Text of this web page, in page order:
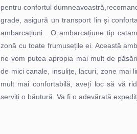
pentru confortul
grade, asigură un transport lin și
ambarcațiuni . O ambarcațiune tip
zonă cu toate frumusețile ei. Această
ne vom putea apropia mai mult de
de mici canale, insulițe, lacuri, zone mai
mult mai confortabilă, aveți loc să vă
serviți o băutură. Va fi o adevărată